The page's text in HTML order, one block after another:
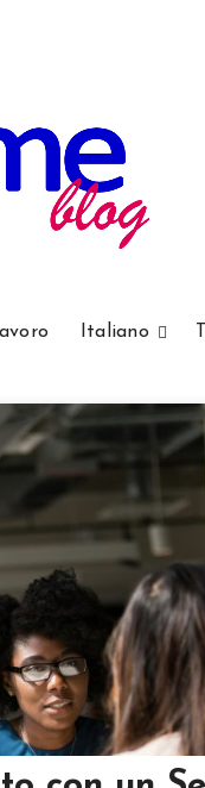
Italiano